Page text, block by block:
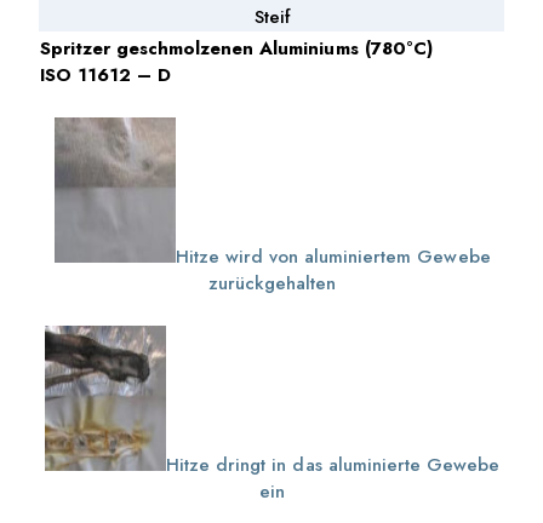
Steif
Spritzer geschmolzenen Aluminiums (780°C)
ISO 11612 – D
Hitze wird von aluminiertem Gewebe
zurückgehalten
Hitze dringt in das aluminierte Gewebe
ein